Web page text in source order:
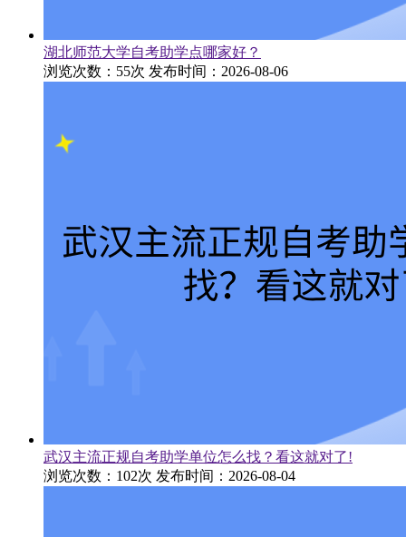
湖北师范大学自考助学点哪家好？
浏览次数：55次 发布时间：2026-08-06
武汉主流正规自考助学单位怎么找？看这就对了!
浏览次数：102次 发布时间：2026-08-04